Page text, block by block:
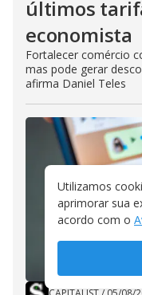
últimos
economista
Fortalecer comércio
mas pode gerar
afirma Daniel Teles
Utilizamos
aprimorar sua
acordo com o